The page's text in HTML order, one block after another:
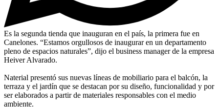
Es la segunda tienda que inauguran en el país, la primera fue en
Canelones. “Estamos orgullosos de inaugurar en un departamento
pleno de espacios naturales”, dijo el business manager de la empresa
Heiver Alvarado.
Naterial presentó sus nuevas líneas de mobiliario para el balcón, la
terraza y el jardín que se destacan por su diseño, funcionalidad y por
ser elaborados a partir de materiales responsables con el medio
ambiente.